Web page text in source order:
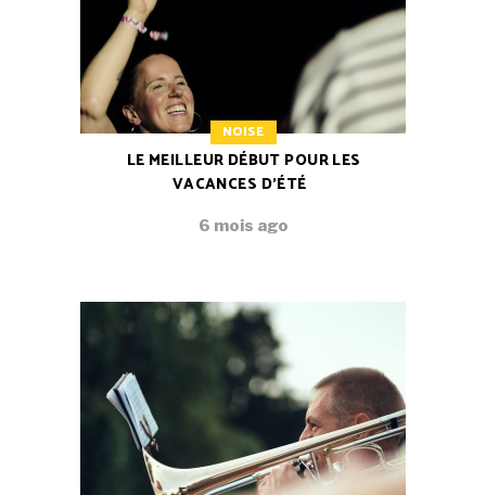
NOISE
LE MEILLEUR DÉBUT POUR LES
VACANCES D’ÉTÉ
6 mois ago